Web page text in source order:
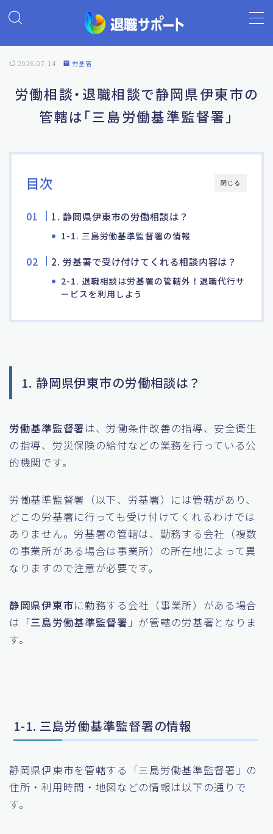
MENU
ホーム
退職代行の基礎知識
退職代行ランキング
退職代行 退職サポート
よくあるご質問
2026.07.14 労基署
労働相談・退職相談で静岡県伊東市の
管轄は「三島労働基準監督署」
閉じる
目次
1. 静岡県伊東市の労働相談は？
1-1. 三島労働基準監督署の情報
2. 労基署で受け付けてくれる相談内容は？
2-1. 退職相談は労基署の管轄外！退職代行サ
ービスを利用しよう
1. 静岡県伊東市の労働相談は？
労働基準監督署は、労働条件改善の指導、安全衛生
の指導、労災保険の給付などの業務を行っている公
的機関です。
労働基準監督署（以下、労基署）には管轄があり、
どこの労基署に行っても受け付けてくれるわけでは
ありません。労基署の管轄は、勤務する会社（複数
の事業所がある場合は事業所）の所在地によって異
なりますので注意が必要です。
静岡県伊東市に勤務する会社（事業所）がある場合
は「三島労働基準監督署 」が管轄の労基署となりま
す。
1-1. 三島労働基準監督署の情報
静岡県伊東市を管轄する「三島労働基準監督署」の
住所・利用時間・地図などの情報は以下の通りで
す。